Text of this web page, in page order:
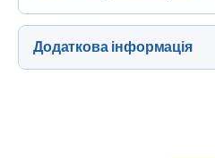
Додаткова інформація